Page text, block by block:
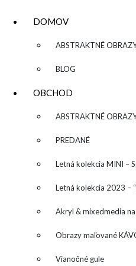
DOMOV
▼ ABSTRAKTNÉ
BLOG
OBCHOD
▼ ABSTRAKTNÉ
PREDANÉ
Letná kolekcia MINI –
fľaši
Letná kolekcia 2023 –
“Modré slnko”
Akryl & mixedmedia
Obrazy maľované
Vianočné gule
KATARÍNA
ČO
Individuálny kurz je určený
trvania venujem
alebo vašej dvojici –
Novinkou sú
kurzy, od 3 do
vyberiete svoj